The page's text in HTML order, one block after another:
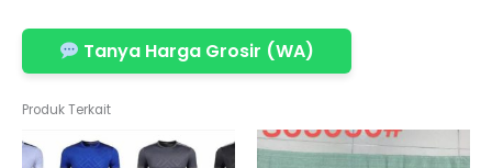
Tanya Harga Grosir (WA)
Produk Terkait